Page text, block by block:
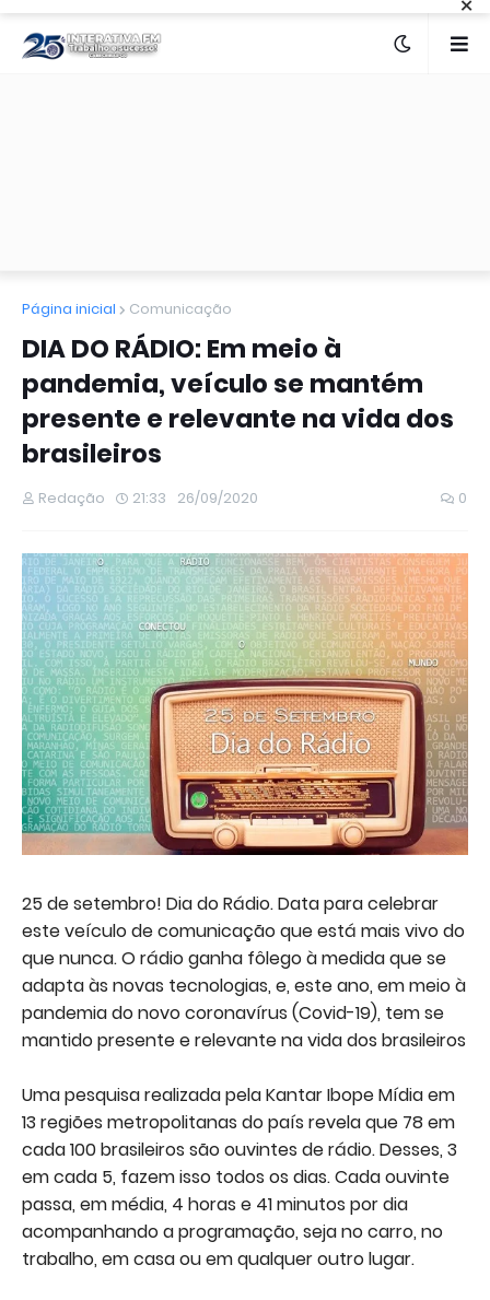
Página inicial Comunicação
DIA DO RÁDIO: Em meio à
pandemia, veículo se mantém
presente e relevante na vida dos
brasileiros
Redação 21:33 26/09/2020 0
25 de setembro! Dia do Rádio. Data para celebrar
este veículo de comunicação que está mais vivo do
que nunca. O rádio ganha fôlego à medida que se
adapta às novas tecnologias, e, este ano, em meio à
pandemia do novo coronavírus (Covid-19), tem se
mantido presente e relevante na vida dos brasileiros
Uma pesquisa realizada pela Kantar Ibope Mídia em
13 regiões metropolitanas do país revela que 78 em
cada 100 brasileiros são ouvintes de rádio. Desses, 3
em cada 5, fazem isso todos os dias. Cada ouvinte
passa, em média, 4 horas e 41 minutos por dia
acompanhando a programação, seja no carro, no
trabalho, em casa ou em qualquer outro lugar.